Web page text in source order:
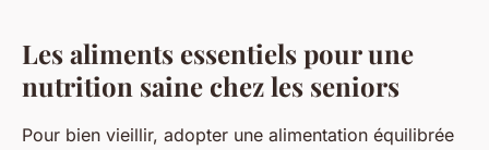
Les aliments essentiels pour une
nutrition saine chez les seniors
Pour bien vieillir, adopter une alimentation équilibrée